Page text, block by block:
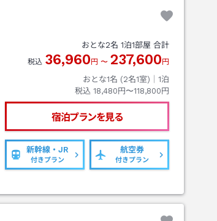
おとな2名 1泊1部屋 合計
税込 36,960 円 〜 237,600 円
おとな1名 (2名1室)｜ 1泊
税込 18,480円〜118,800円
宿泊プランを見る
新幹線・JR
付きプラン
航空券
付きプラン